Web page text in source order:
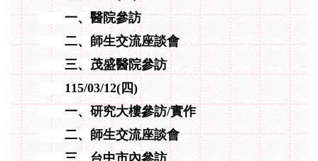
一、醫院參訪
二、師生交流座談會
三、茂盛醫院參訪
115/03/12(四)
一、研究大樓參訪/實作
二、師生交流座談會
三、台中市內參訪